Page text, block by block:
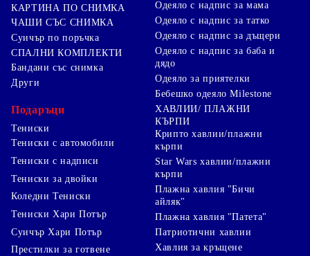
КАРТИНА ПО СНИМКА
ЧАШИ СЪС СНИМКА
Суичър по поръчка
СПАЛНИ КОМПЛЕКТИ
Бандани със снимка
Други
Подаръци
Тениски
Тениски с автомобили
Тениски с надписи
Тениски за двойки
Коледни Тениски
Тениски Хари Потър
Суичър Хари Потър
Престилки за готвене
Одеяло с надпис за мама
Одеяло с надпис за татко
Одеяло с надпис за дъщери
Одеяло с надпис за баба и
дядо
Одеяло за приятелки
Бебешко одеяло Milestone
ХАВЛИИ/ ПЛАЖНИ
КЪРПИ
Крипто хавлии/плажни
кърпи
Star Wars хавлии/плажни
кърпи
Плажна хавлия "Бичи
айляк"
Плажна хавлия "Патета"
Патриотични хавлии
Хавлия за кръщене